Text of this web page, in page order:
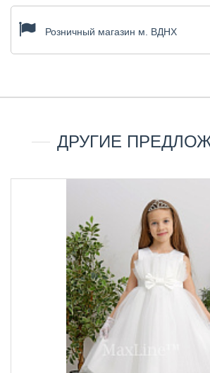
Розничный магазин м. ВДНХ
ДРУГИЕ